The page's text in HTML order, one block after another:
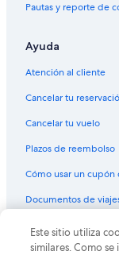
Hoteles en Erfurt
Moteles en Erfurt
Hoteles en
Hoteles en Rohda
Apart-Hoteles en
Pautas y reporte de
Ayuda
Atención al cliente
Cancelar tu
Cancelar tu vuelo
Plazos de reembolso
Cómo usar un cupón
Documentos de
© 2026 Expedia,
derechos
Este sitio utiliza
similares. Como